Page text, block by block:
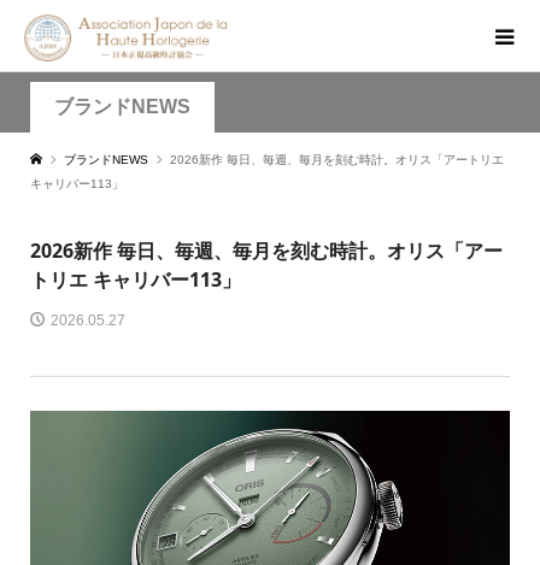
ブランドNEWS
ブランドNEWS
2026新作 毎日、毎週、毎月を刻む時計。オリス「アートリエ
キャリバー113」
2026新作 毎日、毎週、毎月を刻む時計。オリス「アー
トリエ キャリバー113」
2026.05.27